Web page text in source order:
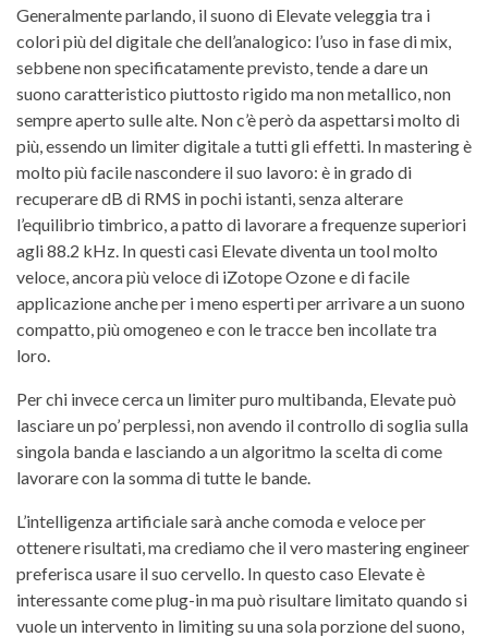
Generalmente parlando, il suono di Elevate veleggia tra i
colori più del digitale che dell’analogico: l’uso in fase di mix,
sebbene non specificatamente previsto, tende a dare un
suono caratteristico piuttosto rigido ma non metallico, non
sempre aperto sulle alte. Non c’è però da aspettarsi molto di
più, essendo un limiter digitale a tutti gli effetti. In mastering è
molto più facile nascondere il suo lavoro: è in grado di
recuperare dB di RMS in pochi istanti, senza alterare
l’equilibrio timbrico, a patto di lavorare a frequenze superiori
agli 88.2 kHz. In questi casi Elevate diventa un tool molto
veloce, ancora più veloce di iZotope Ozone e di facile
applicazione anche per i meno esperti per arrivare a un suono
compatto, più omogeneo e con le tracce ben incollate tra
loro.
Per chi invece cerca un limiter puro multibanda, Elevate può
lasciare un po’ perplessi, non avendo il controllo di soglia sulla
singola banda e lasciando a un algoritmo la scelta di come
lavorare con la somma di tutte le bande.
L’intelligenza artificiale sarà anche comoda e veloce per
ottenere risultati, ma crediamo che il vero mastering engineer
preferisca usare il suo cervello. In questo caso Elevate è
interessante come plug-in ma può risultare limitato quando si
vuole un intervento in limiting su una sola porzione del suono,